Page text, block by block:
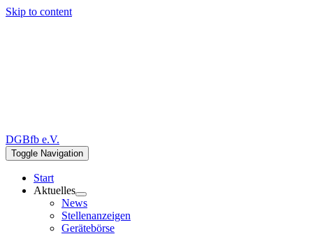
Skip to content
DGBfb e.V.
Toggle Navigation
Start
Aktuelles
News
Stellenanzeigen
Gerätebörse